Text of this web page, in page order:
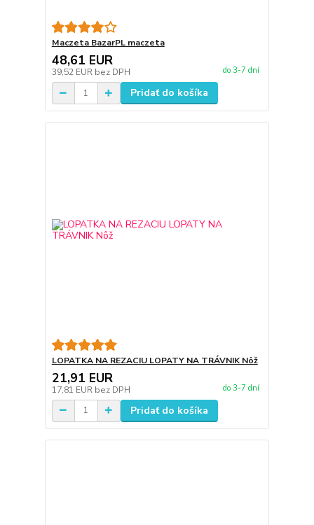
Maczeta BazarPL maczeta
48,61 EUR
39,52 EUR bez DPH do 3-7 dní
Pridať do košíka
LOPATKA NA REZACIU LOPATY NA TRÁVNIK Nôž
21,91 EUR
17,81 EUR bez DPH do 3-7 dní
Pridať do košíka